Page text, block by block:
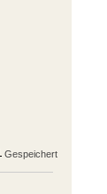
Gespeichert